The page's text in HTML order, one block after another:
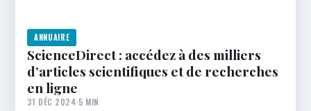
ANNUAIRE
ScienceDirect : accédez à des milliers
d’articles scientifiques et de recherches
en ligne
31 DÉC 2024·5 MIN